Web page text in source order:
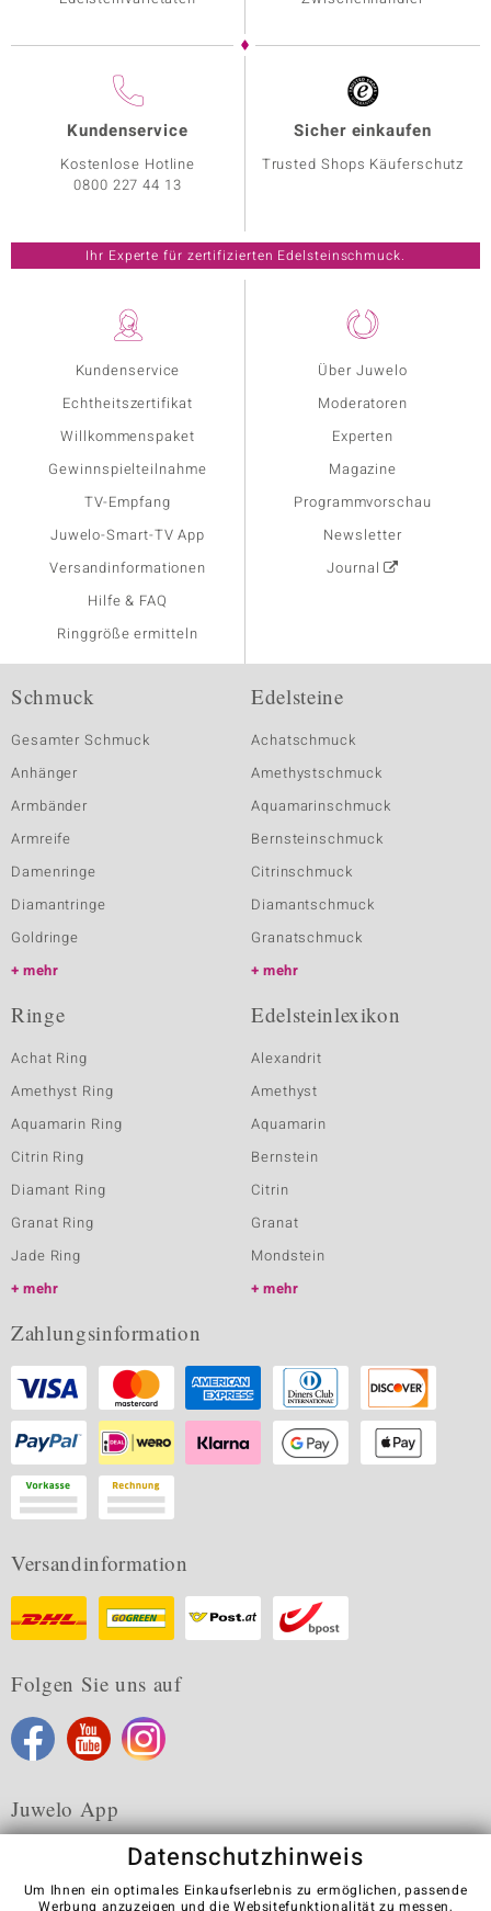
Kundenservice
Echtheitszertifikat
Willkommenspaket
Gewinnspielteilnahme
TV-Empfang
Juwelo-Smart-TV App
Versandinformationen
Hilfe & FAQ
Ringgröße ermitteln
Über Juwelo
Moderatoren
Experten
Magazine
Programmvorschau
Newsletter
Journal
Kundenservice
Kostenlose Hotline
0800 227 44 13
Sicher einkaufen
Trusted Shops Käuferschutz
Ihr Experte für zertifizierten Edelsteinschmuck.
Schmuck
Gesamter Schmuck
Anhänger
Armbänder
Armreife
Damenringe
Diamantringe
Goldringe
mehr
Edelsteine
Achatschmuck
Amethystschmuck
Aquamarinschmuck
Bernsteinschmuck
Citrinschmuck
Diamantschmuck
Granatschmuck
mehr
Ringe
Achat Ring
Amethyst Ring
Aquamarin Ring
Citrin Ring
Diamant Ring
Granat Ring
Jade Ring
mehr
Edelsteinlexikon
Alexandrit
Amethyst
Aquamarin
Bernstein
Citrin
Granat
Mondstein
mehr
Zahlungsinformation
Versandinformation
Folgen Sie uns auf
Juwelo App
Datenschutzhinweis
Um Ihnen ein optimales Einkaufserlebnis zu ermöglichen, passende
Werbung anzuzeigen und die Websitefunktionalität zu messen,